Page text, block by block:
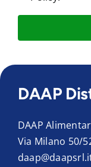
DAAP
DAAP
Via Milano 50/